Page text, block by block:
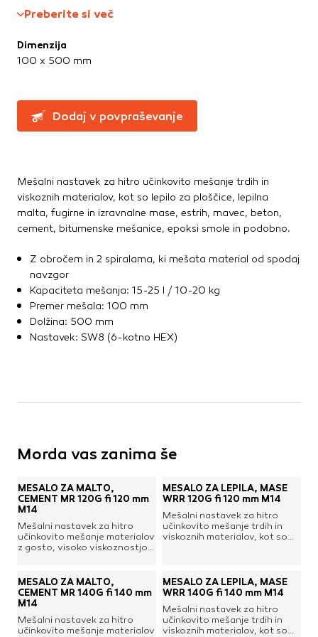
Ročne žage, sekire, noži
Zidarsko orodje
Konzole in nosilci
Kotniki
Spojni elementi
Verige, jeklene vrvi
Vijaki
Žičniki
Preberite si več
Dimenzija
100 x 500 mm
Dodaj v povpraševanje
Mešalni nastavek za hitro učinkovito mešanje trdih in
viskoznih materialov, kot so lepilo za ploščice, lepilna
malta, fugirne in izravnalne mase, estrih, mavec, beton,
cement, bitumenske mešanice, epoksi smole in podobno.
Z obročem in 2 spiralama, ki mešata material od spodaj
navzgor
Kapaciteta mešanja: 15-25 l / 10-20 kg
Premer mešala: 100 mm
Dolžina: 500 mm
Nastavek: SW8 (6-kotno HEX)
Morda vas zanima še
MEŠALO ZA MALTO,
CEMENT MR 120G fi 120 mm
M14
Mešalni nastavek za hitro
učinkovito mešanje materialov
z gosto, visoko viskoznostjo,
Meša pa tudi zidne barve,
emulzije, lake in predpremaze,
glazure, tesnilne in lepilne
mešajo material od spodaj
navzgorKapaciteta mešanja:
MEŠALO ZA LEPILA, MASE
WRR 120G fi 120 mm M14
Mešalni nastavek za hitro
učinkovito mešanje trdih in
viskoznih materialov, kot so
cement, bitumenske
mešanice, epoksi smole in
spiralama, ki mešata material
od spodaj navzgorKapaciteta
mešanja: 25-50 l / 20-40
MEŠALO ZA MALTO,
CEMENT MR 140G fi 140 mm
M14
Mešalni nastavek za hitro
učinkovito mešanje materialov
MEŠALO ZA LEPILA, MASE
WRR 140G fi 140 mm M14
Mešalni nastavek za hitro
učinkovito mešanje trdih in
viskoznih materialov, kot so
Partnerska oglaševalska podjetja jih lahko uporabljajo za
prikazovanje ustreznih oglasov na drugih spletnih mestih.
Pri delu uporabljajo edinstveno prepoznavanje vašega
ne boste deležni našega ciljnega spletnega oglaševanja.
DOVOLI VSE